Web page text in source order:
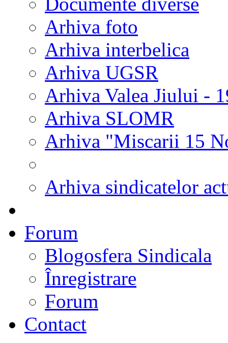
Arhiva foto
Arhiva interbelica
Arhiva UGSR
Arhiva Valea Jiului -
Arhiva SLOMR
Arhiva "Miscarii 15
Arhiva sindicatelor
Forum
Blogosfera Sindicala
Înregistrare
Forum
Contact